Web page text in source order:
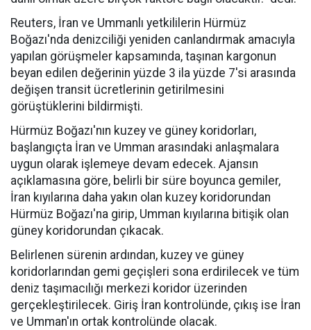
Reuters, İran ve Ummanlı yetkililerin Hürmüz
Boğazı'nda denizciliği yeniden canlandırmak amacıyla
yapılan görüşmeler kapsamında, taşınan kargonun
beyan edilen değerinin yüzde 3 ila yüzde 7'si arasında
değişen transit ücretlerinin getirilmesini
görüştüklerini bildirmişti.
Hürmüz Boğazı'nın kuzey ve güney koridorları,
başlangıçta İran ve Umman arasındaki anlaşmalara
uygun olarak işlemeye devam edecek. Ajansın
açıklamasına göre, belirli bir süre boyunca gemiler,
İran kıyılarına daha yakın olan kuzey koridorundan
Hürmüz Boğazı'na girip, Umman kıyılarına bitişik olan
güney koridorundan çıkacak.
Belirlenen sürenin ardından, kuzey ve güney
koridorlarından gemi geçişleri sona erdirilecek ve tüm
deniz taşımacılığı merkezi koridor üzerinden
gerçekleştirilecek. Giriş İran kontrolünde, çıkış ise İran
ve Umman'ın ortak kontrolünde olacak.